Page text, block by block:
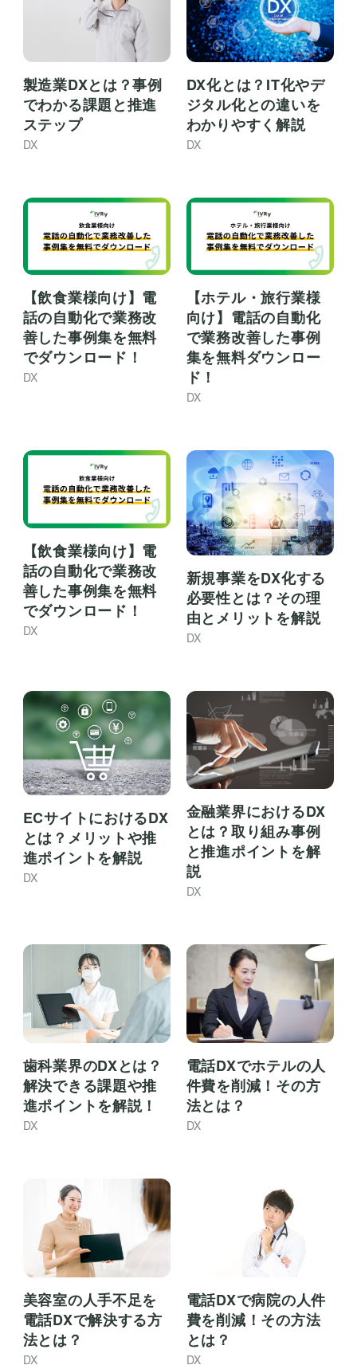
製造業DXとは？事例
でわかる課題と推進
ステップ
DX
DX化とは？IT化やデ
ジタル化との違いを
わかりやすく解説
DX
【飲食業様向け】電
話の自動化で業務改
善した事例集を無料
でダウンロード！
DX
【ホテル・旅行業様
向け】電話の自動化
で業務改善した事例
集を無料ダウンロー
ド！
DX
【飲食業様向け】電
話の自動化で業務改
善した事例集を無料
でダウンロード！
DX
新規事業をDX化する
必要性とは？その理
由とメリットを解説
DX
ECサイトにおけるDX
とは？メリットや推
進ポイントを解説
DX
金融業界におけるDX
とは？取り組み事例
と推進ポイントを解
説
DX
歯科業界のDXとは？
解決できる課題や推
進ポイントを解説！
DX
電話DXでホテルの人
件費を削減！その方
法とは？
DX
美容室の人手不足を
電話DXで解決する方
法とは？
DX
電話DXで病院の人件
費を削減！その方法
とは？
DX